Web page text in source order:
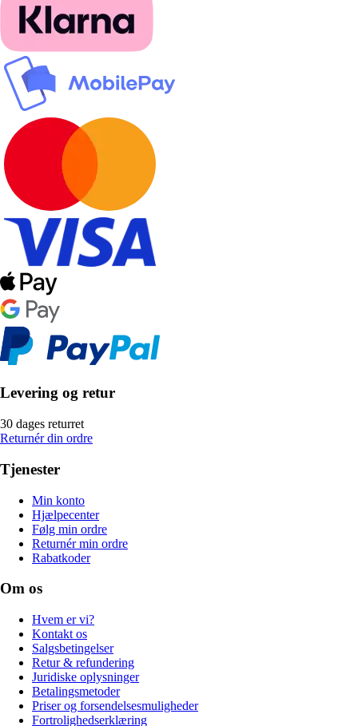
Levering og retur
30 dages returret
Returnér din ordre
Tjenester
Min konto
Hjælpecenter
Følg min ordre
Returnér min ordre
Rabatkoder
Om os
Hvem er vi?
Kontakt os
Salgsbetingelser
Retur & refundering
Juridiske oplysninger
Betalingsmetoder
Priser og forsendelsesmuligheder
Fortrolighedserklæring